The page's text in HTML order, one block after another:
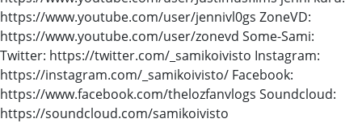
https://www.youtube.com/user/jennivl0gs ZoneVD:
https://www.youtube.com/user/zonevd Some-Sami:
Twitter: https://twitter.com/_samikoivisto Instagram:
https://instagram.com/_samikoivisto/ Facebook:
https://www.facebook.com/thelozfanvlogs Soundcloud:
https://soundcloud.com/samikoivisto